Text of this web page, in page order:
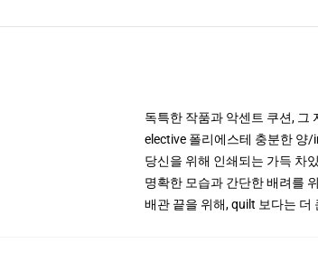
독특한 작품과 악센트 쿠션, 그
elective 폴리에스테 충분한 양
당신을 위해 인쇄되는 가득 차
명확한 모습과 간단한 배려를
배관 끝을 위해, quilt 보다는